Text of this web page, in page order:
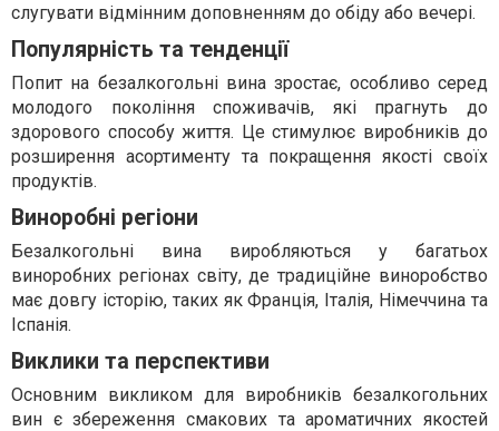
слугувати відмінним доповненням до обіду або вечері.
Популярність та тенденції
Попит на безалкогольні вина зростає, особливо серед
молодого покоління споживачів, які прагнуть до
здорового способу життя. Це стимулює виробників до
розширення асортименту та покращення якості своїх
продуктів.
Виноробні регіони
Безалкогольні вина виробляються у багатьох
виноробних регіонах світу, де традиційне виноробство
має довгу історію, таких як Франція, Італія, Німеччина та
Іспанія.
Виклики та перспективи
Основним викликом для виробників безалкогольних
вин є збереження смакових та ароматичних якостей